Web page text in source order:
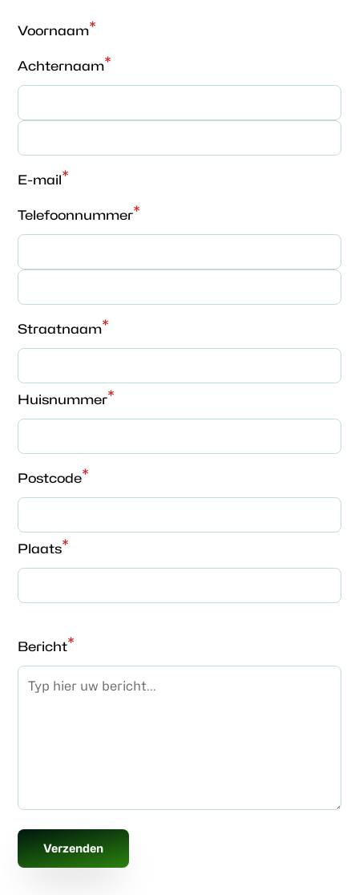
Voornaam*
Achternaam*
E-mail*
Telefoonnummer*
Straatnaam*
Huisnummer*
Postcode*
Plaats*
Bericht*